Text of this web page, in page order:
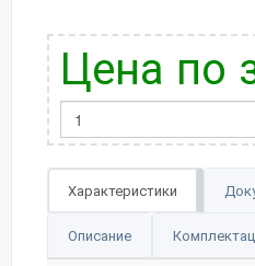
Цена по
Характеристики
Описание